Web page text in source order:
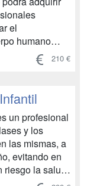
el
humano
deportivo y la
al
de lesiones
conocimi...
210 €
un profesional
y los
las mismas, a
evitando en
riesgo la salud
actividad. A